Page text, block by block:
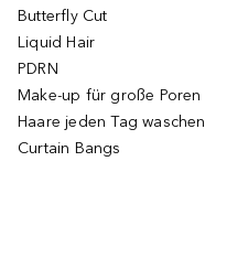
Butterfly Cut
Liquid Hair
PDRN
Make-up für große Poren
Haare jeden Tag waschen
Curtain Bangs